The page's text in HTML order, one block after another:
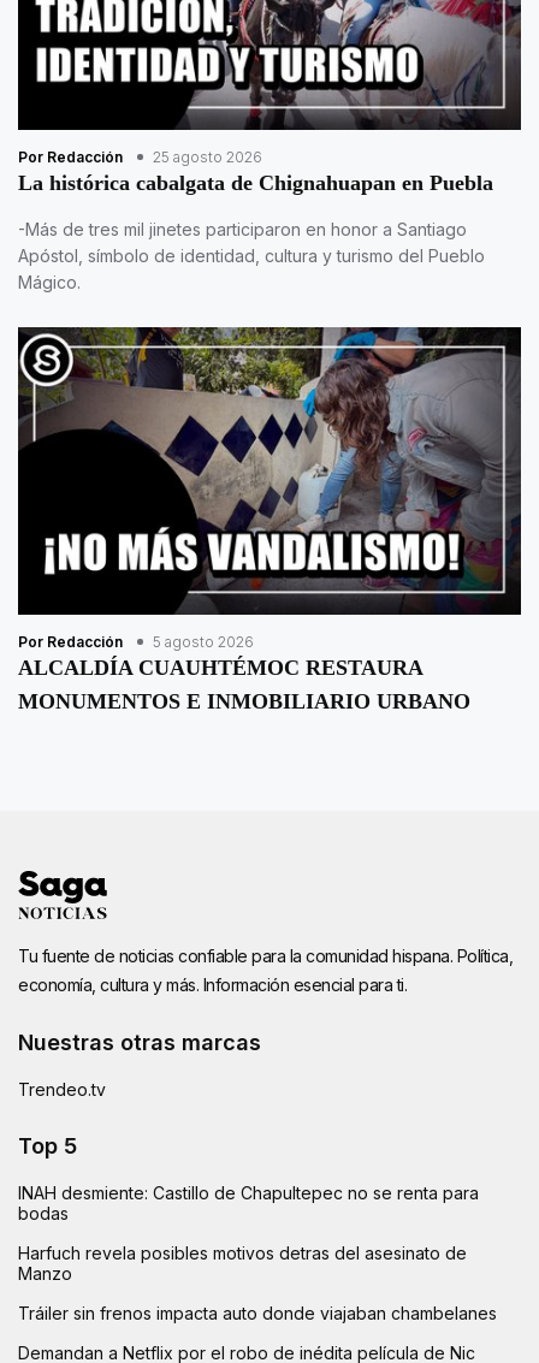
Por Redacción 25 agosto 2026
La histórica cabalgata de Chignahuapan en Puebla
-Más de tres mil jinetes participaron en honor a Santiago
Apóstol, símbolo de identidad, cultura y turismo del Pueblo
Mágico.
Por Redacción 5 agosto 2026
ALCALDÍA CUAUHTÉMOC RESTAURA
MONUMENTOS E INMOBILIARIO URBANO
Tu fuente de noticias confiable para la comunidad hispana. Política,
economía, cultura y más. Información esencial para ti.
Nuestras otras marcas
Trendeo.tv
Top 5
INAH desmiente: Castillo de Chapultepec no se renta para
bodas
Harfuch revela posibles motivos detras del asesinato de
Manzo
Tráiler sin frenos impacta auto donde viajaban chambelanes
Demandan a Netflix por el robo de inédita película de Nic